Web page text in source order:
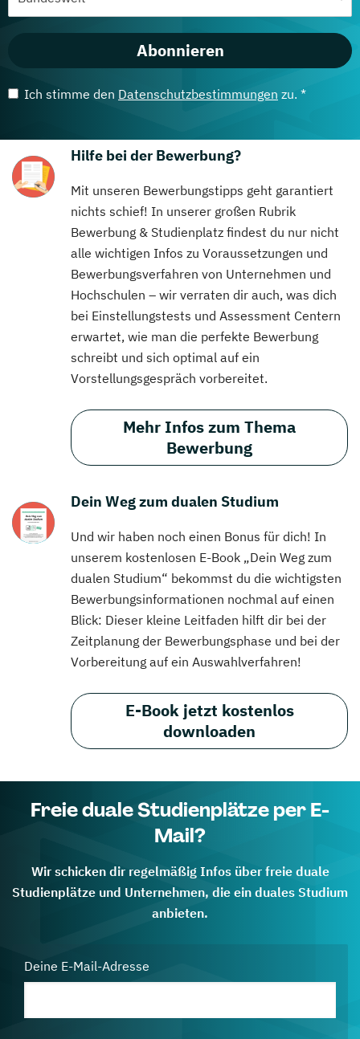
Abonnieren
Ich stimme den Datenschutzbestimmungen zu. *
Hilfe bei der Bewerbung?
Mit unseren Bewerbungstipps geht garantiert
nichts schief! In unserer großen Rubrik
Bewerbung & Studienplatz findest du nur nicht
alle wichtigen Infos zu Voraussetzungen und
Bewerbungsverfahren von Unternehmen und
Hochschulen – wir verraten dir auch, was dich
bei Einstellungstests und Assessment Centern
erwartet, wie man die perfekte Bewerbung
schreibt und sich optimal auf ein
Vorstellungsgespräch vorbereitet.
Mehr Infos zum Thema
Bewerbung
Dein Weg zum dualen Studium
Und wir haben noch einen Bonus für dich! In
unserem kostenlosen E-Book „Dein Weg zum
dualen Studium“ bekommst du die wichtigsten
Bewerbungsinformationen nochmal auf einen
Blick: Dieser kleine Leitfaden hilft dir bei der
Zeitplanung der Bewerbungsphase und bei der
Vorbereitung auf ein Auswahlverfahren!
E-Book jetzt kostenlos
downloaden
Freie duale Studienplätze per E-
Mail?
Wir schicken dir regelmäßig Infos über freie duale
Studienplätze und Unternehmen, die ein duales Studium
anbieten.
Deine E-Mail-Adresse